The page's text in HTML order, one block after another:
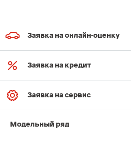
Заявка на онлайн-оценку
Заявка на кредит
Заявка на сервис
Модельный ряд